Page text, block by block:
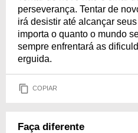
perseverança. Tentar de
irá desistir até alcançar
importa o quanto o mundo
sempre enfrentará as
erguida.
COPIAR
Faça diferente